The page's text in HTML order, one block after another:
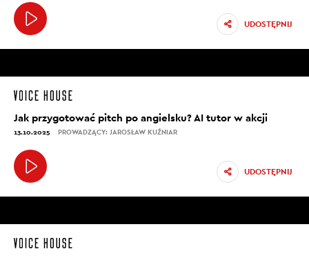
UDOSTĘPNIJ
Jak przygotować pitch po angielsku? AI tutor w akcji
13.10.2025 PROWADZĄCY: JAROSŁAW KUŹNIAR
UDOSTĘPNIJ